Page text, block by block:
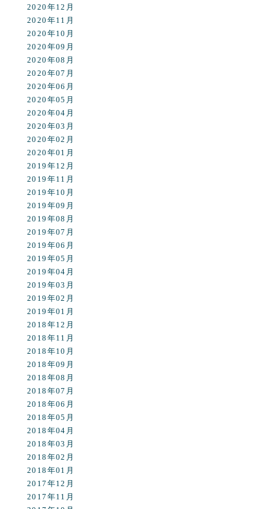
2020年12月
2020年11月
2020年10月
2020年09月
2020年08月
2020年07月
2020年06月
2020年05月
2020年04月
2020年03月
2020年02月
2020年01月
2019年12月
2019年11月
2019年10月
2019年09月
2019年08月
2019年07月
2019年06月
2019年05月
2019年04月
2019年03月
2019年02月
2019年01月
2018年12月
2018年11月
2018年10月
2018年09月
2018年08月
2018年07月
2018年06月
2018年05月
2018年04月
2018年03月
2018年02月
2018年01月
2017年12月
2017年11月